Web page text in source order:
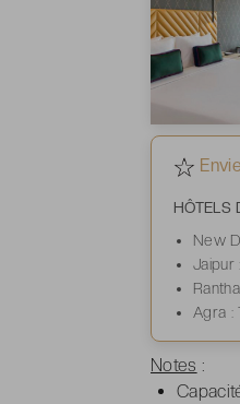
HÔTELS
New
Jaipur
Agra :
Notes :